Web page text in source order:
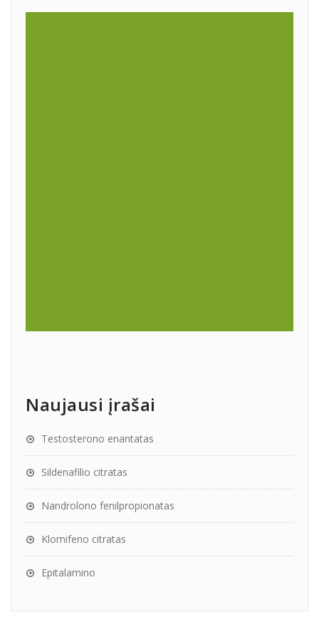
Naujausi įrašai
Testosterono enantatas
Sildenafilio citratas
Nandrolono fenilpropionatas
Klomifeno citratas
Epitalamino